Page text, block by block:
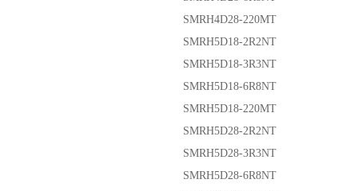
SMRH4D28-220MT
SMRH5D18-2R2NT
SMRH5D18-3R3NT
SMRH5D18-6R8NT
SMRH5D18-220MT
SMRH5D28-2R2NT
SMRH5D28-3R3NT
SMRH5D28-6R8NT